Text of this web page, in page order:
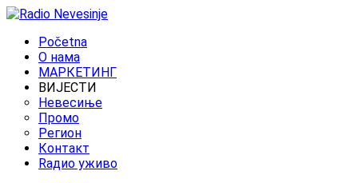
Početna
O нама
МАРКЕТИНГ
ВИЈЕСТИ
Невесиње
Промо
Регион
Контакт
Rадио уживо